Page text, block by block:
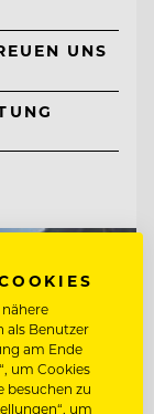
UNS
als Benutzer
am Ende
um Cookies
besuchen zu
um